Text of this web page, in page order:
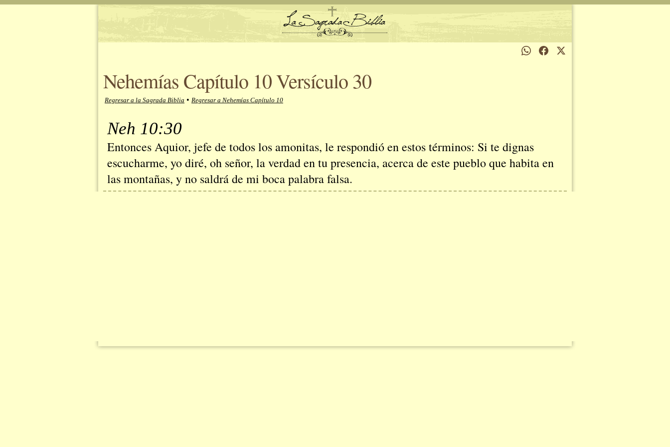
Nehemías Capítulo 10 Versículo 30
Regresar a la Sagrada Biblia • Regresar a Nehemías Capítulo 10
Neh 10:30
Entonces Aquior, jefe de todos los amonitas, le respondió en estos términos: Si te dignas
escucharme, yo diré, oh señor, la verdad en tu presencia, acerca de este pueblo que habita en
las montañas, y no saldrá de mi boca palabra falsa.